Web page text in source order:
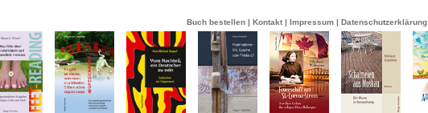
Buch bestellen | Kontakt | Impressum | Datenschutzerklärung